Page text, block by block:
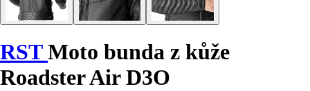
RSTMoto bunda z kůže
Roadster Air D3O